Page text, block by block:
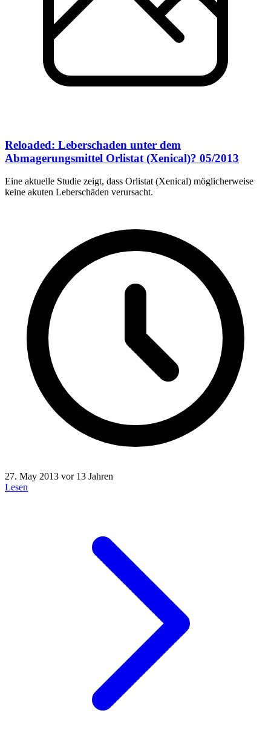
Reloaded: Leberschaden unter dem
Abmagerungsmittel Orlistat (Xenical)? 05/2013
Eine aktuelle Studie zeigt, dass Orlistat (Xenical) möglicherweise
keine akuten Leberschäden verursacht.
27. May 2013 vor 13 Jahren
Lesen